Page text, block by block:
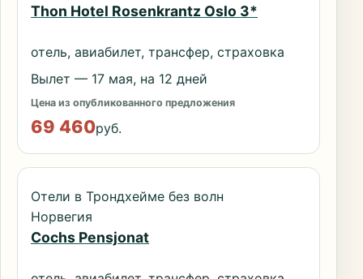
Thon Hotel Rosenkrantz Oslo 3*
отель, авиабилет, трансфер, страховка
Вылет — 17 мая, на 12 дней
Цена из опубликованного предложения
69 460руб.
Отели в Трондхейме без волн
Норвегия
Cochs Pensjonat